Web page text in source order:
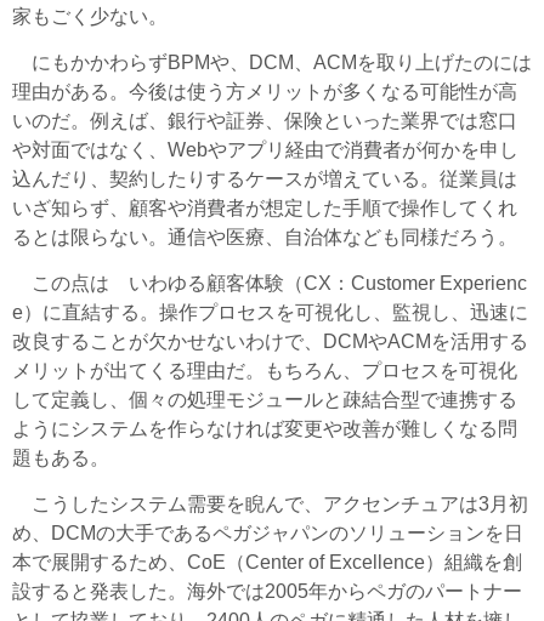
家もごく少ない。
にもかかわらずBPMや、DCM、ACMを取り上げたのには
理由がある。今後は使う方メリットが多くなる可能性が高
いのだ。例えば、銀行や証券、保険といった業界では窓口
や対面ではなく、Webやアプリ経由で消費者が何かを申し
込んだり、契約したりするケースが増えている。従業員は
いざ知らず、顧客や消費者が想定した手順で操作してくれ
るとは限らない。通信や医療、自治体なども同様だろう。
この点は いわゆる顧客体験（CX：Customer Experienc
e）に直結する。操作プロセスを可視化し、監視し、迅速に
改良することが欠かせないわけで、DCMやACMを活用する
メリットが出てくる理由だ。もちろん、プロセスを可視化
して定義し、個々の処理モジュールと疎結合型で連携する
ようにシステムを作らなければ変更や改善が難しくなる問
題もある。
こうしたシステム需要を睨んで、アクセンチュアは3月初
め、DCMの大手であるペガジャパンのソリューションを日
本で展開するため、CoE（Center of Excellence）組織を創
設すると発表した。海外では2005年からペガのパートナー